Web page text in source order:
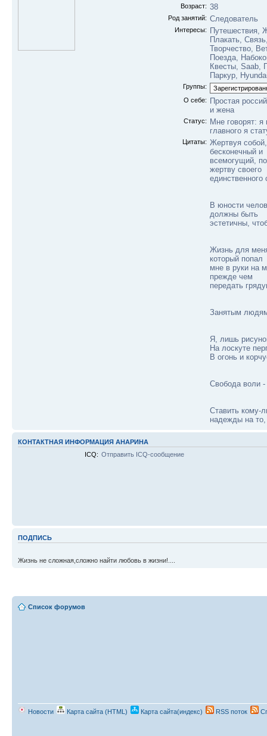
Возраст: 38
Род занятий: Следователь
Интересы:
Путешествия,
Плакать,
Творчество,
Поезда,
Квесты, Saab,
Паркур,
Группы:
О себе:
Простая
и жена
Статус:
Мне говорят:
главного я
Цитаты: Жертвуя
бесконечный и
всемогущий,
жертву своего
единственного
В юности
должны быть
эстетичны,
Жизнь для
который попал
мне в руки на
прежде чем
передать
Занятым
Я, лишь
На лоскуте
В огонь и
Свобода воли -
Ставить кому-
надежды на то,
КОНТАКТНАЯ ИНФОРМАЦИЯ АНАРИНА
ICQ: Отправить ICQ-сообщение
ПОДПИСЬ
Жизнь не сложная,сложно найти любовь в жизни!....
Список форумов
Новости Карта сайта (HTML) Карта сайта(индекс) RSS поток